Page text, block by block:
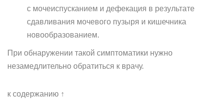
с мочеиспусканием и дефекация в результате
сдавливания мочевого пузыря и кишечника
новообразованием.
При обнаружении такой симптоматики нужно
незамедлительно обратиться к врачу.
к содержанию ↑